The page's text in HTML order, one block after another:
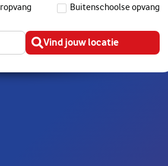
Buitenschoolse opvang
Vind jouw locatie